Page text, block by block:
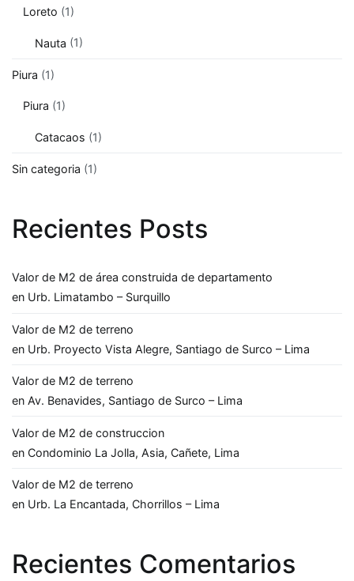
Loreto (1)
Nauta (1)
Piura (1)
Piura (1)
Catacaos (1)
Sin categoria (1)
Recientes Posts
Valor de M2 de área construida de departamento
en Urb. Limatambo – Surquillo
Valor de M2 de terreno
en Urb. Proyecto Vista Alegre, Santiago de Surco – Lima
Valor de M2 de terreno
en Av. Benavides, Santiago de Surco – Lima
Valor de M2 de construccion
en Condominio La Jolla, Asia, Cañete, Lima
Valor de M2 de terreno
en Urb. La Encantada, Chorrillos – Lima
Recientes Comentarios